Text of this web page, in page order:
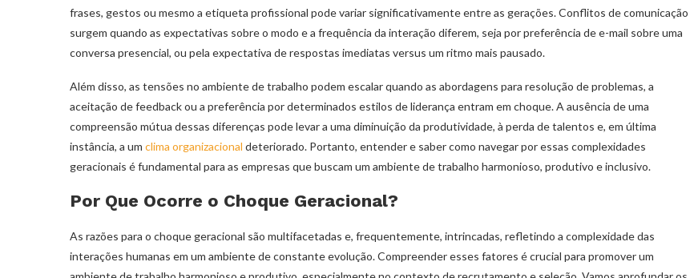
frases, gestos ou mesmo a etiqueta profissional pode variar significativamente entre as gerações. Conflitos de comunicação
surgem quando as expectativas sobre o modo e a frequência da interação diferem, seja por preferência de e-mail sobre uma
conversa presencial, ou pela expectativa de respostas imediatas versus um ritmo mais pausado.
Além disso, as tensões no ambiente de trabalho podem escalar quando as abordagens para resolução de problemas, a
aceitação de feedback ou a preferência por determinados estilos de liderança entram em choque. A ausência de uma
compreensão mútua dessas diferenças pode levar a uma diminuição da produtividade, à perda de talentos e, em última
instância, a um clima organizacional deteriorado. Portanto, entender e saber como navegar por essas complexidades
geracionais é fundamental para as empresas que buscam um ambiente de trabalho harmonioso, produtivo e inclusivo.
Por Que Ocorre o Choque Geracional?
As razões para o choque geracional são multifacetadas e, frequentemente, intrincadas, refletindo a complexidade das
interações humanas em um ambiente de constante evolução. Compreender esses fatores é crucial para promover um